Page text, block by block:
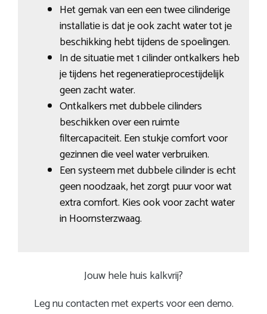
Het gemak van een een twee cilinderige
installatie is dat je ook zacht water tot je
beschikking hebt tijdens de spoelingen.
In de situatie met 1 cilinder ontkalkers heb
je tijdens het regeneratieprocestijdelijk
geen zacht water.
Ontkalkers met dubbele cilinders
beschikken over een ruimte
filtercapaciteit. Een stukje comfort voor
gezinnen die veel water verbruiken.
Een systeem met dubbele cilinder is echt
geen noodzaak, het zorgt puur voor wat
extra comfort. Kies ook voor zacht water
in Hoornsterzwaag.
Jouw hele huis kalkvrij?
Leg nu contacten met experts voor een demo.